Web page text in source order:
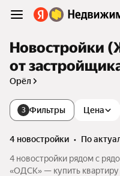
Новостройки
от
Орёл
3 Фильтры Цена
4 новостройки •
по
4 новостройки рядом с
«ОДСК» — купить